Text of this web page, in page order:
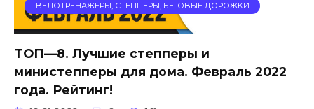
ВЕЛОТРЕНАЖЕРЫ, СТЕППЕРЫ, БЕГОВЫЕ ДОРОЖКИ
ТОП—8. Лучшие степперы и
министепперы для дома. Февраль 2022
года. Рейтинг!